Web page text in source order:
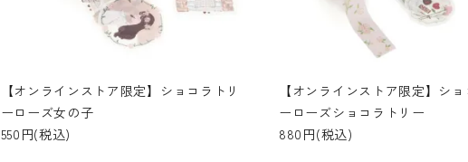
【オンラインストア限定】ショコラトリ
ーローズ女の子
550円(税込)
【オンラインストア限定】ショ
ーローズショコラトリー
880円(税込)